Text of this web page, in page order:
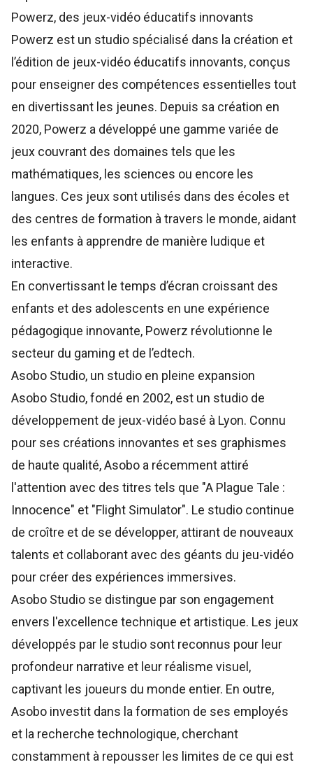
Powerz, des jeux-vidéo éducatifs innovants
Powerz est un studio spécialisé dans la création et
l’édition de jeux-vidéo éducatifs innovants, conçus
pour enseigner des compétences essentielles tout
en divertissant les jeunes. Depuis sa création en
2020, Powerz a développé une gamme variée de
jeux couvrant des domaines tels que les
mathématiques, les sciences ou encore les
langues. Ces jeux sont utilisés dans des écoles et
des centres de formation à travers le monde, aidant
les enfants à apprendre de manière ludique et
interactive.
En convertissant le temps d’écran croissant des
enfants et des adolescents en une expérience
pédagogique innovante, Powerz révolutionne le
secteur du gaming et de l’edtech.
Asobo Studio, un studio en pleine expansion
Asobo Studio, fondé en 2002, est un studio de
développement de jeux-vidéo basé à Lyon. Connu
pour ses créations innovantes et ses graphismes
de haute qualité, Asobo a récemment attiré
l'attention avec des titres tels que "A Plague Tale :
Innocence" et "Flight Simulator". Le studio continue
de croître et de se développer, attirant de nouveaux
talents et collaborant avec des géants du jeu-vidéo
pour créer des expériences immersives.
Asobo Studio se distingue par son engagement
envers l'excellence technique et artistique. Les jeux
développés par le studio sont reconnus pour leur
profondeur narrative et leur réalisme visuel,
captivant les joueurs du monde entier. En outre,
Asobo investit dans la formation de ses employés
et la recherche technologique, cherchant
constamment à repousser les limites de ce qui est